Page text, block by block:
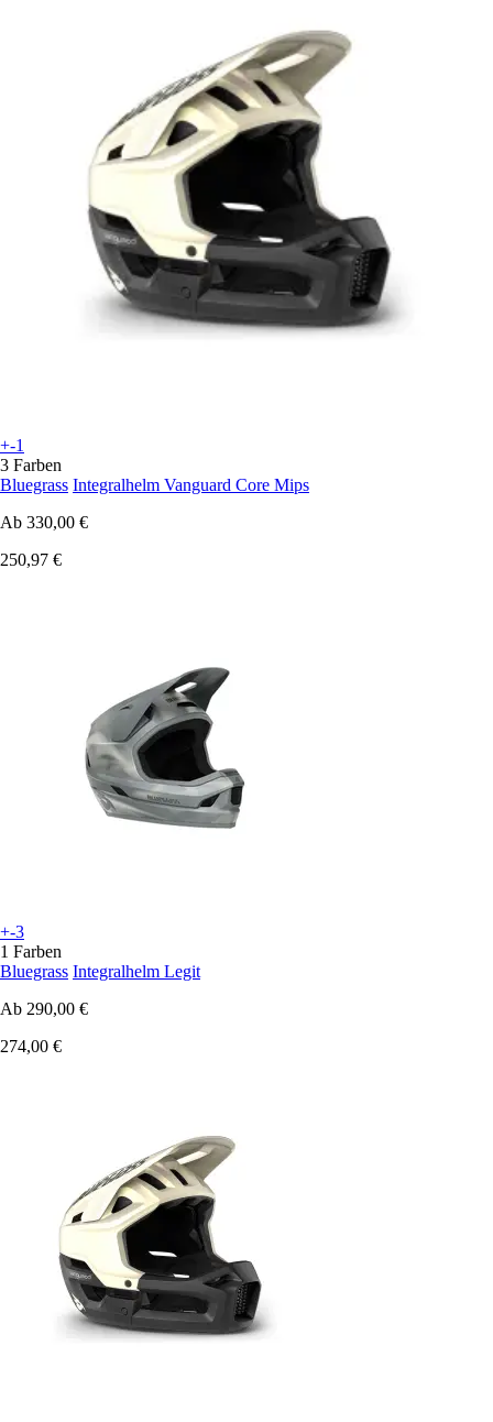
+-1
3 Farben
Bluegrass Integralhelm Vanguard Core Mips
Ab 330,00 €
250,97 €
+-3
1 Farben
Bluegrass Integralhelm Legit
Ab 290,00 €
274,00 €